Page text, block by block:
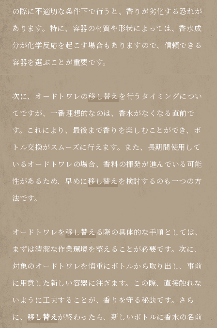
の際に不適切な条件下で行うと、香りが劣化する恐れが
あります。特に、容器の材質や形状によっては、香水成
分が化学反応を起こす場合もありますので、信頼できる
容器を選ぶことが重要です。
次に、オードトワレの移し替え を行うタイミングについ
てですが、一番理想的なのは、香水がなくなる直前で
す。これにより、最後まで香りを楽しむことができ、ボ
トル交換がスムーズに行えます。また、長期間使用して
いるオードトワレの場合、香料の揮発が進んでいる可能
性があるため、早めに移し替え を検討するのも一つの方
法です。
オードトワレを移し替え る際の具体的な手順としては、
まずは清潔な作業環境を整えることが必要です。次に、
対象のオードトワレを慎重にボトルから取り出し、事前
に用意した新しい容器に注ぎます。この際、直接触れな
いように工夫することが、香りを守る秘訣です。さら
に、移し替えが終わったら、新しいボトルに香水の名前